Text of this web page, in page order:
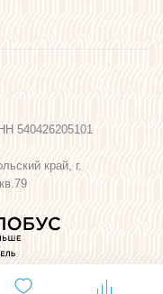
540426205101
край, г.